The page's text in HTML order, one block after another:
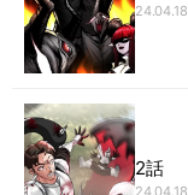
24.04.18
2話
24.04.18